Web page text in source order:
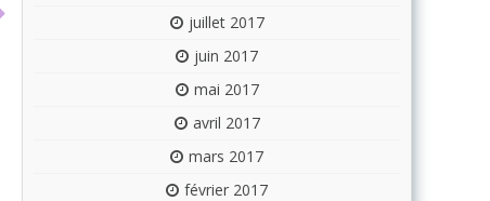
juillet 2017
juin 2017
mai 2017
avril 2017
mars 2017
février 2017